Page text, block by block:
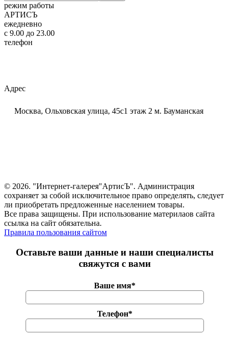
режим работы
АРТИСЪ
ежедневно
c 9.00 до 23.00
телефон
Адрес
Москва, Ольховская улица, 45с1 этаж 2 м. Бауманская
© 2026. "Интернет-галерея"АртисЪ". Администрация
сохраняет за собой исключительное право определять, следует
ли приобретать предложенные населением товары.
Все права защищены. При использование материлаов сайта
ссылка на сайт обязательна.
Правила пользования сайтом
Оставьте ваши данные и наши специалисты
свяжутся с вами
Ваше имя*
Телефон*